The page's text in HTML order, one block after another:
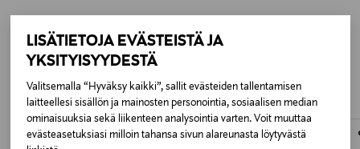
LISÄTIETOJA EVÄSTEISTÄ JA
YKSITYISYYDESTÄ
Valitsemalla “Hyväksy kaikki”, sallit evästeiden tallentamisen
laitteellesi sisällön ja mainosten personointia, sosiaalisen median
ominaisuuksia sekä liikenteen analysointia varten. Voit muuttaa
evästeasetuksiasi milloin tahansa sivun alareunasta löytyvästä
Valmistajan osoite
Vanha Talvitie 10 F, 00580, Helsinki, Finland
Digitaalinen osoite
info@acc3ss.com
LISÄÄ KIINNOSTAVIA
TUOTTEITA